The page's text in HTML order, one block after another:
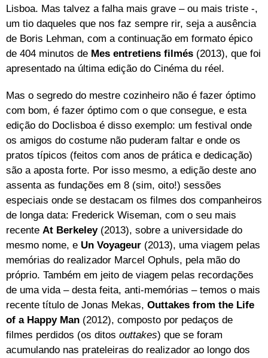
Lisboa. Mas talvez a falha mais grave – ou mais triste -,
um tio daqueles que nos faz sempre rir, seja a ausência
de Boris Lehman, com a continuação em formato épico
de 404 minutos de Mes entretiens filmés (2013), que foi
apresentado na última edição do Cinéma du réel.
Mas o segredo do mestre cozinheiro não é fazer óptimo
com bom, é fazer óptimo com o que consegue, e esta
edição do Doclisboa é disso exemplo: um festival onde
os amigos do costume não puderam faltar e onde os
pratos típicos (feitos com anos de prática e dedicação)
são a aposta forte. Por isso mesmo, a edição deste ano
assenta as fundações em 8 (sim, oito!) sessões
especiais onde se destacam os filmes dos companheiros
de longa data: Frederick Wiseman, com o seu mais
recente At Berkeley(2013), sobre a universidade do
mesmo nome, e Un Voyageur (2013), uma viagem pelas
memórias do realizador Marcel Ophuls, pela mão do
próprio. Também em jeito de viagem pelas recordações
de uma vida – desta feita, anti-memórias – temos o mais
recente título de Jonas Mekas, Outtakes from the Life
of a Happy Man (2012), composto por pedaços de
filmes perdidos (os ditos outtakes) que se foram
acumulando nas prateleiras do realizador ao longo dos